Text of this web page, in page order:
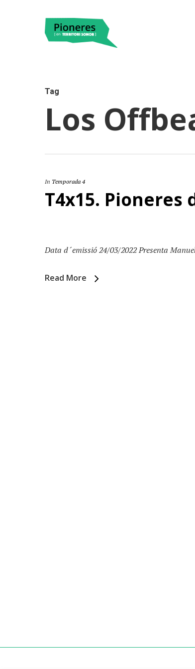
Tag
Los
In Temporada 4
T4x15. Pioneres
Data d´emissió 24/03/2022 Presenta
Read More